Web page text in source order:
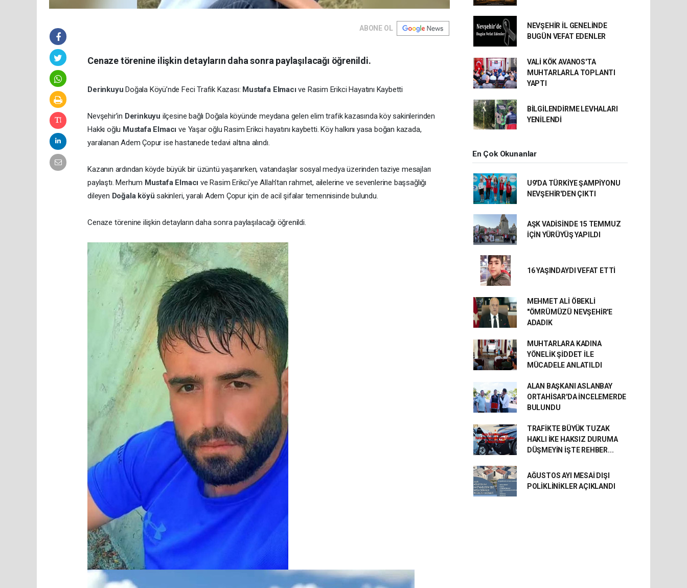
ABONE OL
Cenaze törenine ilişkin detayların daha sonra paylaşılacağı öğrenildi.
Derinkuyu Doğala Köyü’nde Feci Trafik Kazası: Mustafa Elmacıve Rasim Erikci Hayatını Kaybetti
Nevşehir’in Derinkuyu ilçesine bağlı Doğala köyünde meydana gelen elim trafik kazasında köy sakinlerinden
Hakkı oğlu Mustafa Elmacıve Yaşar oğlu Rasim Erikci hayatını kaybetti. Köy halkını yasa boğan kazada,
yaralanan Adem Çopur ise hastanede tedavi altına alındı.
Kazanın ardından köyde büyük bir üzüntü yaşanırken, vatandaşlar sosyal medya üzerinden taziye mesajları
paylaştı. Merhum Mustafa Elmacı ve Rasim Erikci’ye Allah’tan rahmet, ailelerine ve sevenlerine başsağlığı
dileyen Doğala köyüsakinleri, yaralı Adem Çopur için de acil şifalar temennisinde bulundu.
Cenaze törenine ilişkin detayların daha sonra paylaşılacağı öğrenildi.
NEVŞEHİR İL GENELİNDE
BUGÜN VEFAT EDENLER
VALİ KÖK AVANOS'TA
MUHTARLARLA TOPLANTI
YAPTI
BİLGİLENDİRME LEVHALARI
YENİLENDİ
En Çok Okunanlar
U9'DA TÜRKİYE ŞAMPİYONU
NEVŞEHİR'DEN ÇIKTI
AŞK VADİSİNDE 15 TEMMUZ
İÇİN YÜRÜYÜŞ YAPILDI
16 YAŞINDAYDI VEFAT ETTİ
MEHMET ALİ ÖBEKLİ
"ÖMRÜMÜZÜ NEVŞEHİR'E
ADADIK
MUHTARLARA KADINA
YÖNELİK ŞİDDET İLE
MÜCADELE ANLATILDI
ALAN BAŞKANI ASLANBAY
ORTAHİSAR'DA İNCELEMERDE
BULUNDU
TRAFİKTE BÜYÜK TUZAK
HAKLI İKE HAKSIZ DURUMA
DÜŞMEYİN İŞTE REHBER...
AĞUSTOS AYI MESAİ DIŞI
POLİKLİNİKLER AÇIKLANDI